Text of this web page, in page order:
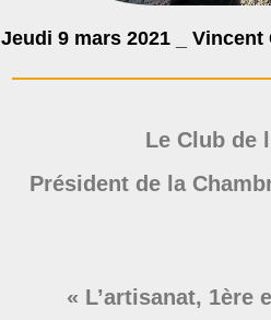
Jeudi 9 mars 2021 _ Vincent
Le Club de
Président de la
« L’artisanat, 1ère